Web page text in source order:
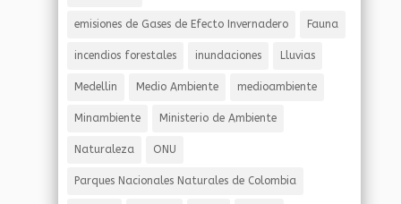
emisiones de Gases de Efecto Invernadero Fauna
incendios forestales inundaciones Lluvias
Medellin Medio Ambiente medioambiente
Minambiente Ministerio de Ambiente
Naturaleza ONU
Parques Nacionales Naturales de Colombia